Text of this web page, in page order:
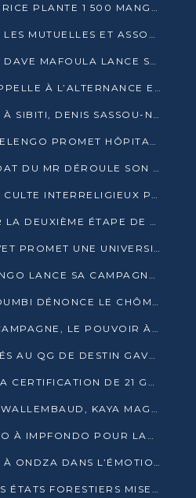
ENVIRONNEMENT : MAURICE PLANTE 1 500 MANGROVES POUR HONORER WANGARI MAATHAI
PRÉSIDENTIELLE 2026 : LES MUTUELLES ET ASSOCIATIONS S’IMPLIQUENT DANS LA CAMPAGNE ÉLECTORALE À TIÉ-TIÉ 2 (POINTE-NOIRE)
PRÉSIDENTIELLE 2026 : DAVE MAFOULA LANCE SA « VAGUE DU NOUVEAU DÉPART » À IMPFONDO
OYO : DESTIN GAVET APPELLE À L’ALTERNANCE ET À LA RESPONSABILITÉ DE LA JEUNESSE
PRÉSIDENTIELLE 2026 : À SIBITI, DENIS SASSOU-N’GUESSO PARIE SUR LES RESSOURCES DE LA LEKOUMOU
À EWO, DESTIN GAVET ELENGO PROMET HÔPITAL, CHEMIN DE FER ET AUDIT DES FINANCES PUBLIQUES
À OWANDO, LE CANDIDAT DU MR DÉROULE SON PROGRAMME DE “CHANGEMENT”
PRÉSIDENTIELLE 2026 : CULTE INTERRELIGIEUX POUR LA PAIX À OUENZÉ
DOLISIE EN BLEU POUR LA DEUXIÈME ÉTAPE DE CAMPAGNE DE DSN
À OUESSO, DESTIN GAVET PROMET UNE UNIVERSITÉ POUR LA SANGHA
À OUESSO, GAVET ELONGO LANCE SA CAMPAGNE SOUS LE SIGNE DU RENOUVEAU
À SIBITI, JOSEPH KIGNOUMBI DÉNONCE LE CHÔMAGE ET LES DÉFAILLANCES DE L’ÉTAT
COUP D’ENVOI DE LA CAMPAGNE, LE POUVOIR À POINTE-NOIRE, L’OPPOSITION À OUESSO ET SIBITI
DES OUVRIERS TABASSÉS AU QG DE DESTIN GAVET À 24 HEURES DE L’OUVERTURE DE LA CAMPAGNE
AGL CONGO ENGAGE LA CERTIFICATION DE 21 GRUTIERS AUX NORMES INTERNATIONALES
DESTIN GAVET NOMME WALLEMBAUD, KAYA MAGANE, BOUDZIKA ET MBOUSSA-ELLAH AUX COMMANDES DE SA CAMPAGNE
DENIS SASSOU-NGUESSO À IMPFONDO POUR LANCER LE CORRIDOR 13
FIRMIN AYESSA INHUMÉ À ONDZA DANS L’ÉMOTION ET LE RECUEILLEMENT
BASSIN DU CONGO : LES ÉTATS FORESTIERS MISENT SUR LES MARCHÉS CARBONE